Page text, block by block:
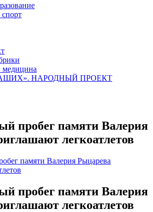
спорт
медицина
НАРОДНЫЙ ПРОЕКТ
пробег памяти Валерия
легкоатлетов
пробег памяти Валерия
легкоатлетов